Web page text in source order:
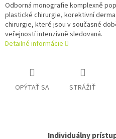
Odborná monografie komplexně
plastické chirurgie, korektivní
chirurgie, které jsou v současné
veřejností intenzivně sledovaná.
Detailné informácie
OPÝTAŤ SA STRÁŽIŤ
Individuálny